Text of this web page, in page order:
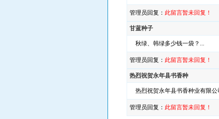
管理员回复： 此留言暂未回复！
甘蓝种子
秋绿、韩绿多少钱一袋？...
管理员回复： 此留言暂未回复！
热烈祝贺永年县书香种
热烈祝贺永年县书香种业有限公
管理员回复： 此留言暂未回复！